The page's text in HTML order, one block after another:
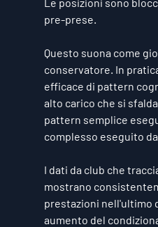
pre-prese.
Questo suona come
conservatore. In
efficace di pattern
alto carico che si
pattern semplice
complesso eseguito
I dati da club che
mostrano
prestazioni nell'ultimo
aumento del